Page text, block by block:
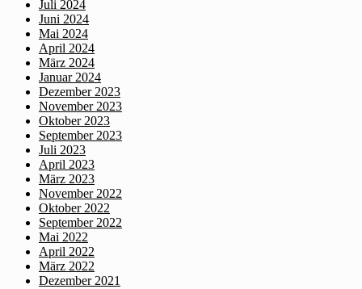
Juli 2024
Juni 2024
Mai 2024
April 2024
März 2024
Januar 2024
Dezember 2023
November 2023
Oktober 2023
September 2023
Juli 2023
April 2023
März 2023
November 2022
Oktober 2022
September 2022
Mai 2022
April 2022
März 2022
Dezember 2021